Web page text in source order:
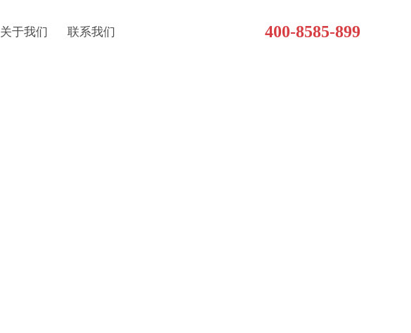
关于我们 联系我们 400-8585-899